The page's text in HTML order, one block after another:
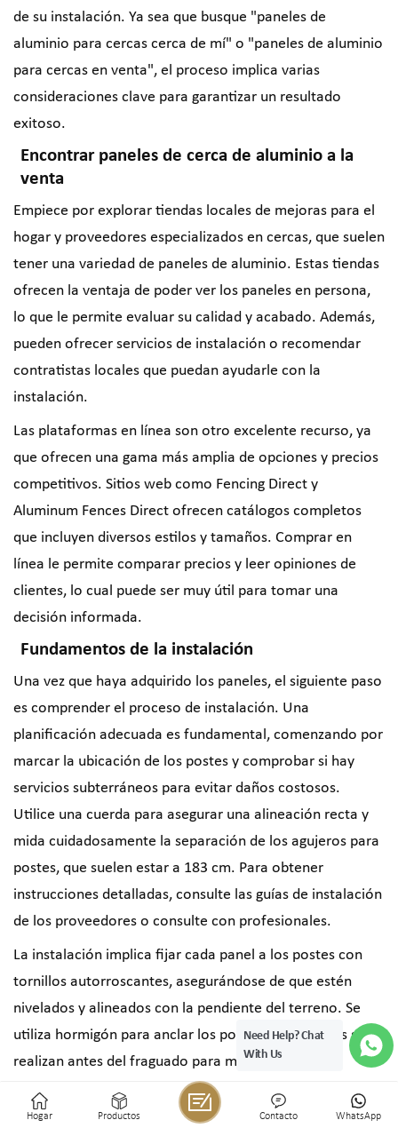
de su instalación. Ya sea que busque "paneles de
aluminio para cercas cerca de mí" o "paneles de aluminio
para cercas en venta", el proceso implica varias
consideraciones clave para garantizar un resultado
exitoso.
Encontrar paneles de cerca de aluminio a la
venta
Empiece por explorar tiendas locales de mejoras para el
hogar y proveedores especializados en cercas, que suelen
tener una variedad de paneles de aluminio. Estas tiendas
ofrecen la ventaja de poder ver los paneles en persona,
lo que le permite evaluar su calidad y acabado. Además,
pueden ofrecer servicios de instalación o recomendar
contratistas locales que puedan ayudarle con la
instalación.
Las plataformas en línea son otro excelente recurso, ya
que ofrecen una gama más amplia de opciones y precios
competitivos. Sitios web como Fencing Direct y
Aluminum Fences Direct ofrecen catálogos completos
que incluyen diversos estilos y tamaños. Comprar en
línea le permite comparar precios y leer opiniones de
clientes, lo cual puede ser muy útil para tomar una
decisión informada.
Fundamentos de la instalación
Una vez que haya adquirido los paneles, el siguiente paso
es comprender el proceso de instalación. Una
planificación adecuada es fundamental, comenzando por
marcar la ubicación de los postes y comprobar si hay
servicios subterráneos para evitar daños costosos.
Utilice una cuerda para asegurar una alineación recta y
mida cuidadosamente la separación de los agujeros para
postes, que suelen estar a 183 cm. Para obtener
instrucciones detalladas, consulte las guías de instalación
de los proveedores o consulte con profesionales.
La instalación implica fijar cada panel a los postes con
tornillos autorroscantes, asegurándose de que estén
nivelados y alineados con la pendiente del terreno. Se
utiliza hormigón para anclar los postes, y los ajustes se
realizan antes del fraguado para mantener una
apariencia uniforme.
Soporte técnico y soluciones personalizadas
Hogar Productos WhatsApp
Contacto
Need Help? Chat
With Us